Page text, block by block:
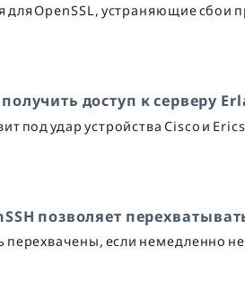
OpenSSL, устраняющие сбои
доступ к серверу
под удар устройства Cisco и
позволяет
перехвачены, если немедленно